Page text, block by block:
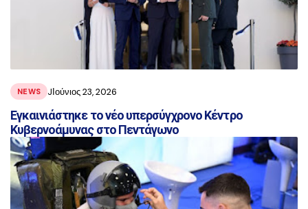
NEWS JΙούνιος 23, 2026
Εγκαινιάστηκε το νέο υπερσύγχρονο Κέντρο
Κυβερνοάμυνας στο Πεντάγωνο